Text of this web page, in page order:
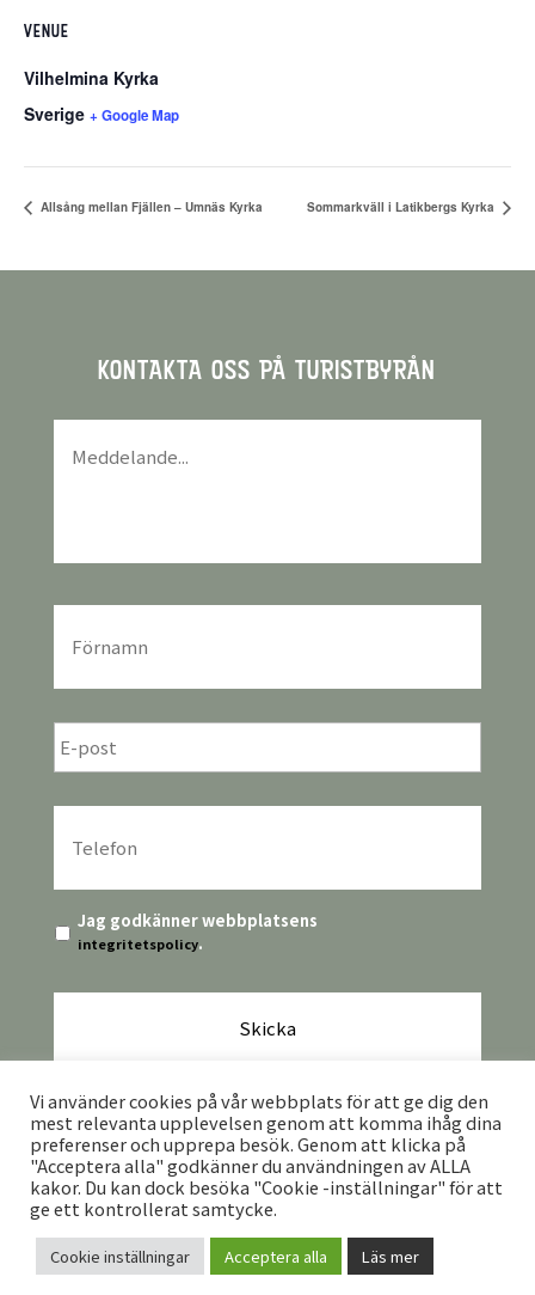
VENUE
Vilhelmina Kyrka
Sverige + Google Map
Allsång mellan Fjällen – Umnäs Kyrka Sommarkväll i Latikbergs Kyrka
KONTAKTA OSS PÅ TURISTBYRÅN
För-
efternamn
E-
post *
Telefon *
Integritetspolicy *
Jag godkänner webbplatsens
integritetspolicy.
Vilhelmina TuristInformation · Storgatan 9A ·
912 33 · Vilhelmina ·0940-398
86·turist@vilhelmina.se
KONTAKT
Vi använder cookies på vår webbplats för att ge dig den
mest relevanta upplevelsen genom att komma ihåg dina
preferenser och upprepa besök. Genom att klicka på
"Acceptera alla" godkänner du användningen av ALLA
kakor. Du kan dock besöka "Cookie -inställningar" för att
ge ett kontrollerat samtycke.
Cookie inställningar Acceptera alla Läs mer